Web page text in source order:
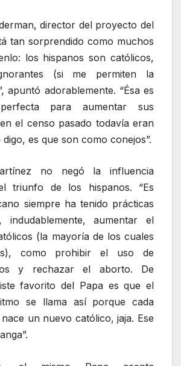
director del proyecto del
tan sorprendido como muchos
los hispanos son católicos,
(si me permiten la
apuntó adorablemente. “Ésa es
para aumentar sus
el censo pasado todavía eran
es que son como conejos”.
no negó la influencia
triunfo de los hispanos. “Es
siempre ha tenido prácticas
aumentar el
(la mayoría de los cuales
como prohibir el uso de
y rechazar el aborto. De
favorito del Papa es que el
se llama así porque cada
un nuevo católico, jaja. Ese